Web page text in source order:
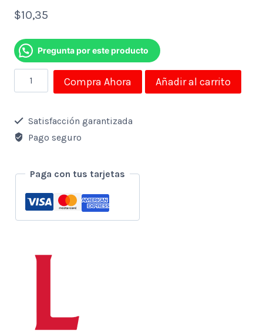
$10,35
Pregunta por este producto
Funda
de
Silicona
para
4
con
Kit
Compra Ahora Añadir al carrito
Satisfacción garantizada
Pago seguro
Paga con tus tarjetas